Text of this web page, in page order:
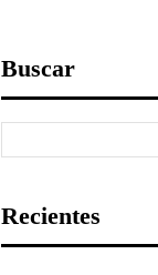
Buscar
Recientes